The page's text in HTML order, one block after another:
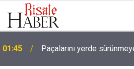
01:45 Paçalarını yerde